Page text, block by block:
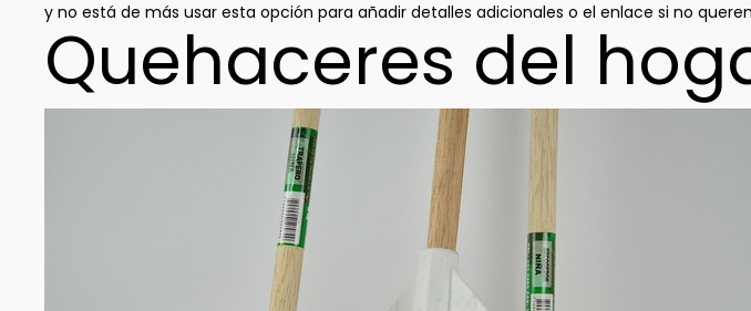
y no está de más usar esta opción para añadir detalles adicionales o el enlace si no
Quehaceres del